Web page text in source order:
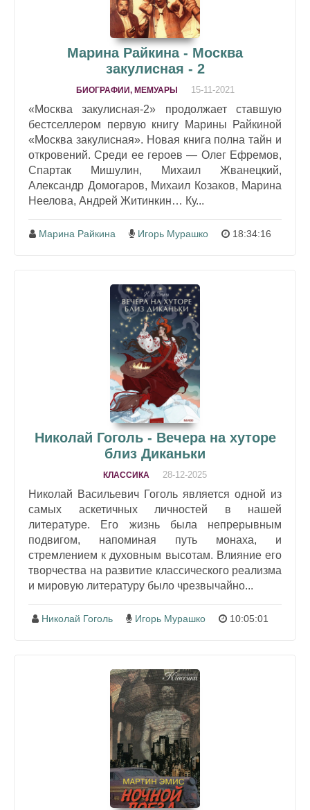
Марина Райкина - Москва
закулисная - 2
БИОГРАФИИ, МЕМУАРЫ 15-11-2021
«Москва закулисная-2» продолжает ставшую
бестселлером первую книгу Марины Райкиной
«Москва закулисная». Новая книга полна тайн и
откровений. Среди ее героев — Олег Ефремов,
Спартак Мишулин, Михаил Жванецкий,
Александр Домогаров, Михаил Козаков, Марина
Неелова, Андрей Житинкин… Ку...
Марина Райкина Игорь Мурашко 18:34:16
Николай Гоголь - Вечера на хуторе
близ Диканьки
КЛАССИКА 28-12-2025
Николай Васильевич Гоголь является одной из
самых аскетичных личностей в нашей
литературе. Его жизнь была непрерывным
подвигом, напоминая путь монаха, и
стремлением к духовным высотам. Влияние его
творчества на развитие классического реализма
и мировую литературу было чрезвычайно...
Николай Гоголь Игорь Мурашко 10:05:01